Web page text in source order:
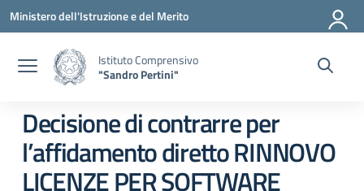
Vai ai contenuti
Vai al menu di navigazione
Vai al footer
Ministero dell'Istruzione e del Merito
Istituto Comprensivo
"Sandro Pertini"
Decisione di contrarre per
l’affidamento diretto RINNOVO
LICENZE PER SOFTWARE